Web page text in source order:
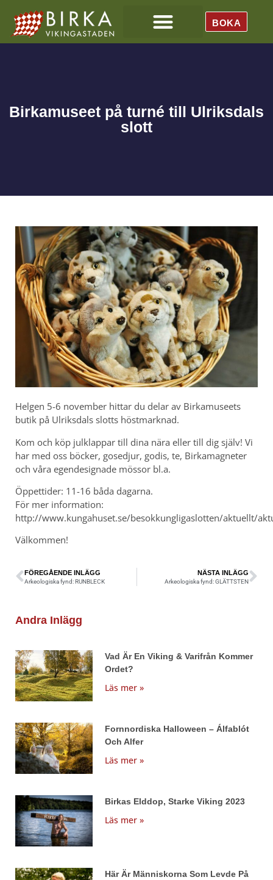
BOKA
Birkamuseet på turné till Ulriksdals
slott
Helgen 5-6 november hittar du delar av Birkamuseets
butik på Ulriksdals slotts höstmarknad.
Kom och köp julklappar till dina nära eller till dig själv! Vi
har med oss böcker, gosedjur, godis, te, Birkamagneter
och våra egendesignade mössor bl.a.
Öppettider: 11-16 båda dagarna.
För mer information:
http://www.kungahuset.se/besokkungligaslotten/aktuellt/
Välkommen!
FÖREGÅENDE INLÄGG
Arkeologiska fynd: RUNBLECK
NÄSTA INLÄGG
Arkeologiska fynd: GLÄTTSTEN
Andra Inlägg
Vad Är En Viking & Varifrån Kommer
Ordet?
Läs mer »
Fornnordiska Halloween – Álfablót
Och Alfer
Läs mer »
Birkas Elddop, Starke Viking 2023
Läs mer »
Här Är Människorna Som Levde På